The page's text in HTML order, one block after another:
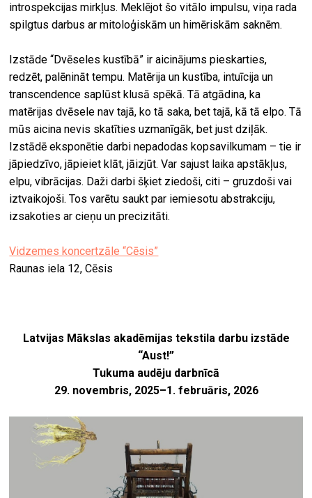
introspekcijas mirkļus. Meklējot šo vitālo impulsu, viņa rada
spilgtus darbus ar mitoloģiskām un himēriskām saknēm.
Izstāde “Dvēseles kustībā” ir aicinājums pieskarties,
redzēt, palēnināt tempu. Matērija un kustība, intuīcija un
transcendence saplūst klusā spēkā. Tā atgādina, ka
matērijas dvēsele nav tajā, ko tā saka, bet tajā, kā tā elpo. Tā
mūs aicina nevis skatīties uzmanīgāk, bet just dziļāk.
Izstādē eksponētie darbi nepadodas kopsavilkumam – tie ir
jāpiedzīvo, jāpieiet klāt, jāizjūt. Var sajust laika apstākļus,
elpu, vibrācijas. Daži darbi šķiet ziedoši, citi – gruzdoši vai
iztvaikojoši. Tos varētu saukt par iemiesotu abstrakciju,
izsakoties ar cieņu un precizitāti.
Vidzemes koncertzāle “Cēsis”
Raunas iela 12, Cēsis
Latvijas Mākslas akadēmijas tekstila darbu izstāde
“Aust!”
Tukuma audēju darbnīcā
29. novembris, 2025–1. februāris, 2026